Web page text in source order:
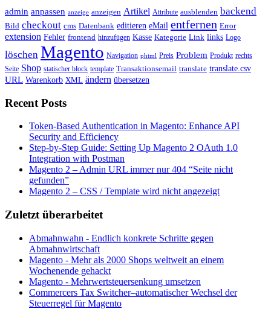
admin anpassen anzeige anzeigen Artikel Attribute ausblenden backend
Bild checkout cms Datenbank editieren eMail entfernen Error
extension Fehler frontend hinzufügen Kasse Kategorie Link links Logo
löschen Magento Navigation phtml Preis Problem Produkt rechts
Seite Shop statischer block template Transaktionsemail translate translate.csv
URL Warenkorb XML ändern übersetzen
Recent Posts
Token-Based Authentication in Magento: Enhance API
Security and Efficiency
Step-by-Step Guide: Setting Up Magento 2 OAuth 1.0
Integration with Postman
Magento 2 – Admin URL immer nur 404 “Seite nicht
gefunden”
Magento 2 – CSS / Template wird nicht angezeigt
Zuletzt überarbeitet
Abmahnwahn - Endlich konkrete Schritte gegen
Abmahnwirtschaft
Magento - Mehr als 2000 Shops weltweit an einem
Wochenende gehackt
Magento - Mehrwertsteuersenkung umsetzen
Commercers Tax Switcher–automatischer Wechsel der
Steuerregel für Magento